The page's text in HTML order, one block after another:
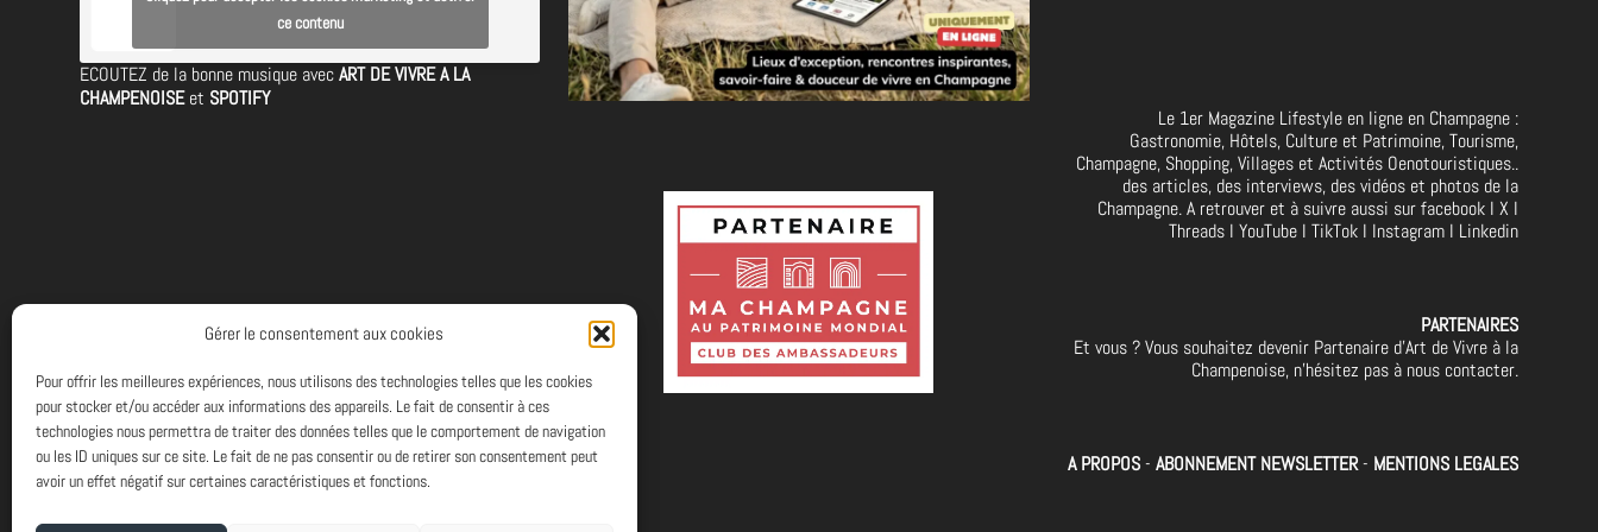
Gérer le consentement aux cookies
Pour offrir les meilleures expériences, nous utilisons des technologies telles que les cookies
pour stocker et/ou accéder aux informations des appareils. Le fait de consentir à ces
technologies nous permettra de traiter des données telles que le comportement de navigation
ou les ID uniques sur ce site. Le fait de ne pas consentir ou de retirer son consentement peut
avoir un effet négatif sur certaines caractéristiques et fonctions.
ce contenu
ECOUTEZ de la bonne musique avecART DE VIVRE A LA
CHAMPENOISEet SPOTIFY
Le 1er Magazine Lifestyle en ligne en Champagne :
Gastronomie, Hôtels, Culture et Patrimoine, Tourisme,
Champagne, Shopping, Villages et Activités Oenotouristiques..
des articles, des interviews, des vidéos et photos de la
Champagne. A retrouver et à suivre aussi sur facebook I X I
Threads I YouTube I TikTok I Instagram I Linkedin
PARTENAIRES
Et vous ? Vous souhaitez devenir Partenaire d'Art de Vivre à la
Champenoise, n'hésitez pas à nous contacter.
A PROPOS- ABONNEMENT NEWSLETTER- MENTIONS LEGALES